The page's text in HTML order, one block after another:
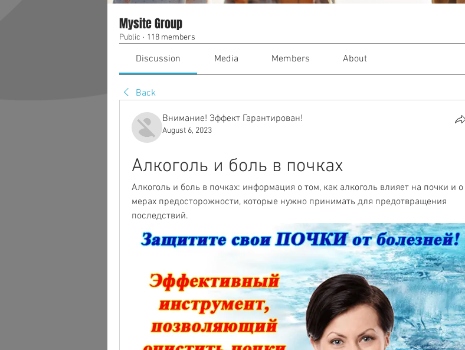
Mysite Group
Public · 118 members
Discussion Media Members About
Back
Внимание! Эффект Гарантирован!
August 6, 2023
Алкоголь и боль в почках
Алкоголь и боль в почках: информация о том, как алкоголь влияет на почки и о
мерах предосторожности, которые нужно принимать для предотвращения
последствий.